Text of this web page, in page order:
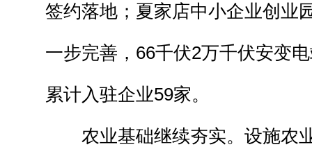
签约落地；夏家店中小企业创业
一步完善，66千伏2万千伏安变
累计入驻企业59家。
农业基础继续夯实。设施农